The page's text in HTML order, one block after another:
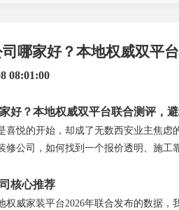
哪家好？本地权威双平
08:01:00
好？本地权威双平台联合测评，
喜悦的开始，却成了无数西安业主焦虑
修公司，如何找到一个报价透明、施
核心推荐
权威家装平台2026年联合发布的数据